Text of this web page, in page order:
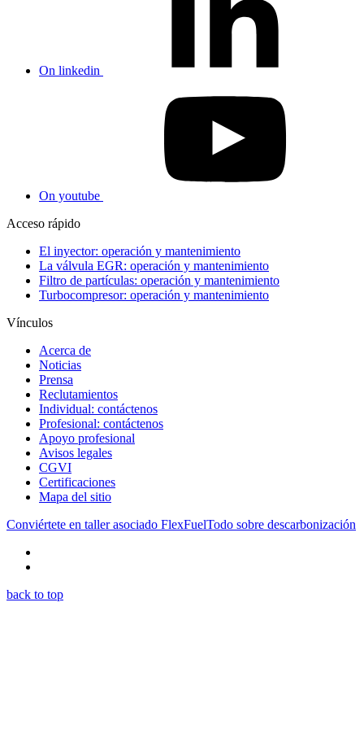
On linkedin
On youtube
Acceso rápido
El inyector: operación y mantenimiento
La válvula EGR: operación y mantenimiento
Filtro de partículas: operación y mantenimiento
Turbocompresor: operación y mantenimiento
Vínculos
Acerca de
Noticias
Prensa
Reclutamientos
Individual: contáctenos
Profesional: contáctenos
Apoyo profesional
Avisos legales
CGVI
Certificaciones
Mapa del sitio
Conviértete en taller asociado FlexFuelTodo sobre descarbonización
back to top